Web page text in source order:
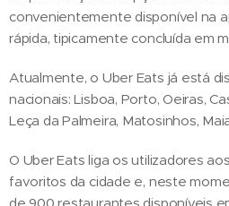
convenientemente disponível na
rápida, tipicamente concluída em
Atualmente, o Uber Eats já está
nacionais: Lisboa, Porto, Oeiras,
Leça da Palmeira, Matosinhos,
O Uber Eats liga os utilizadores
favoritos da cidade e, neste
de 900 restaurantes disponíveis